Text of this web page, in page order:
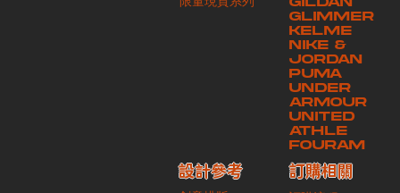
GLIMMER
KELME
NIKE &
JORDAN
PUMA
UNDER
ARMOUR
UNITED
ATHLE
FOURAM
設計參考 訂購相關